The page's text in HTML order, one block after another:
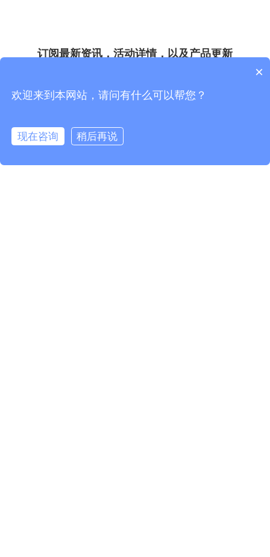
订阅最新资讯，活动详情，以及产品更新
* *
×
欢迎来到本网站，请问有什么可以帮您？
现在咨询 稍后再说